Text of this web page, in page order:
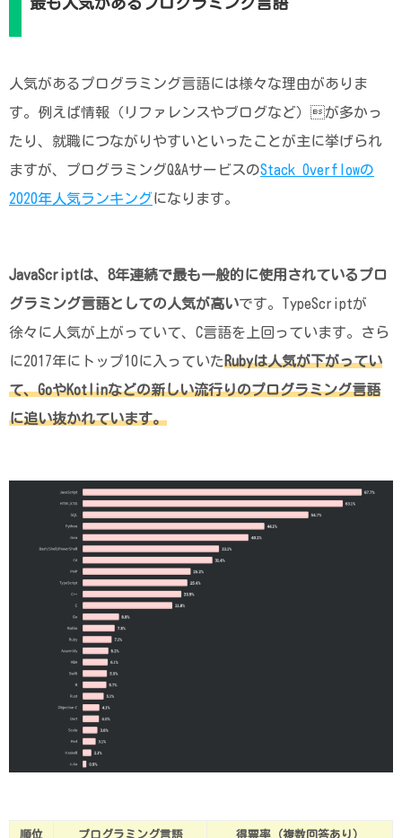
人気があるプログラミング言語には様々な理由がありま
す。例えば情報（リファレンスやブログなど）が多かっ
たり、就職につながりやすいといったことが主に挙げられ
ますが、プログラミングQ&AサービスのStack Overflowの
2020年人気ランキングになります。
JavaScriptは、8年連続で最も一般的に使用されているプロ
グラミング言語としての人気が高いです。TypeScriptが
徐々に人気が上がっていて、C言語を上回っています。さら
に2017年にトップ10に入っていたRubyは人気が下がってい
て、GoやKotlinなどの新しい流行りのプログラミング言語
に追い抜かれています。
順位 プログラミング言語 得票率（複数回答あり）